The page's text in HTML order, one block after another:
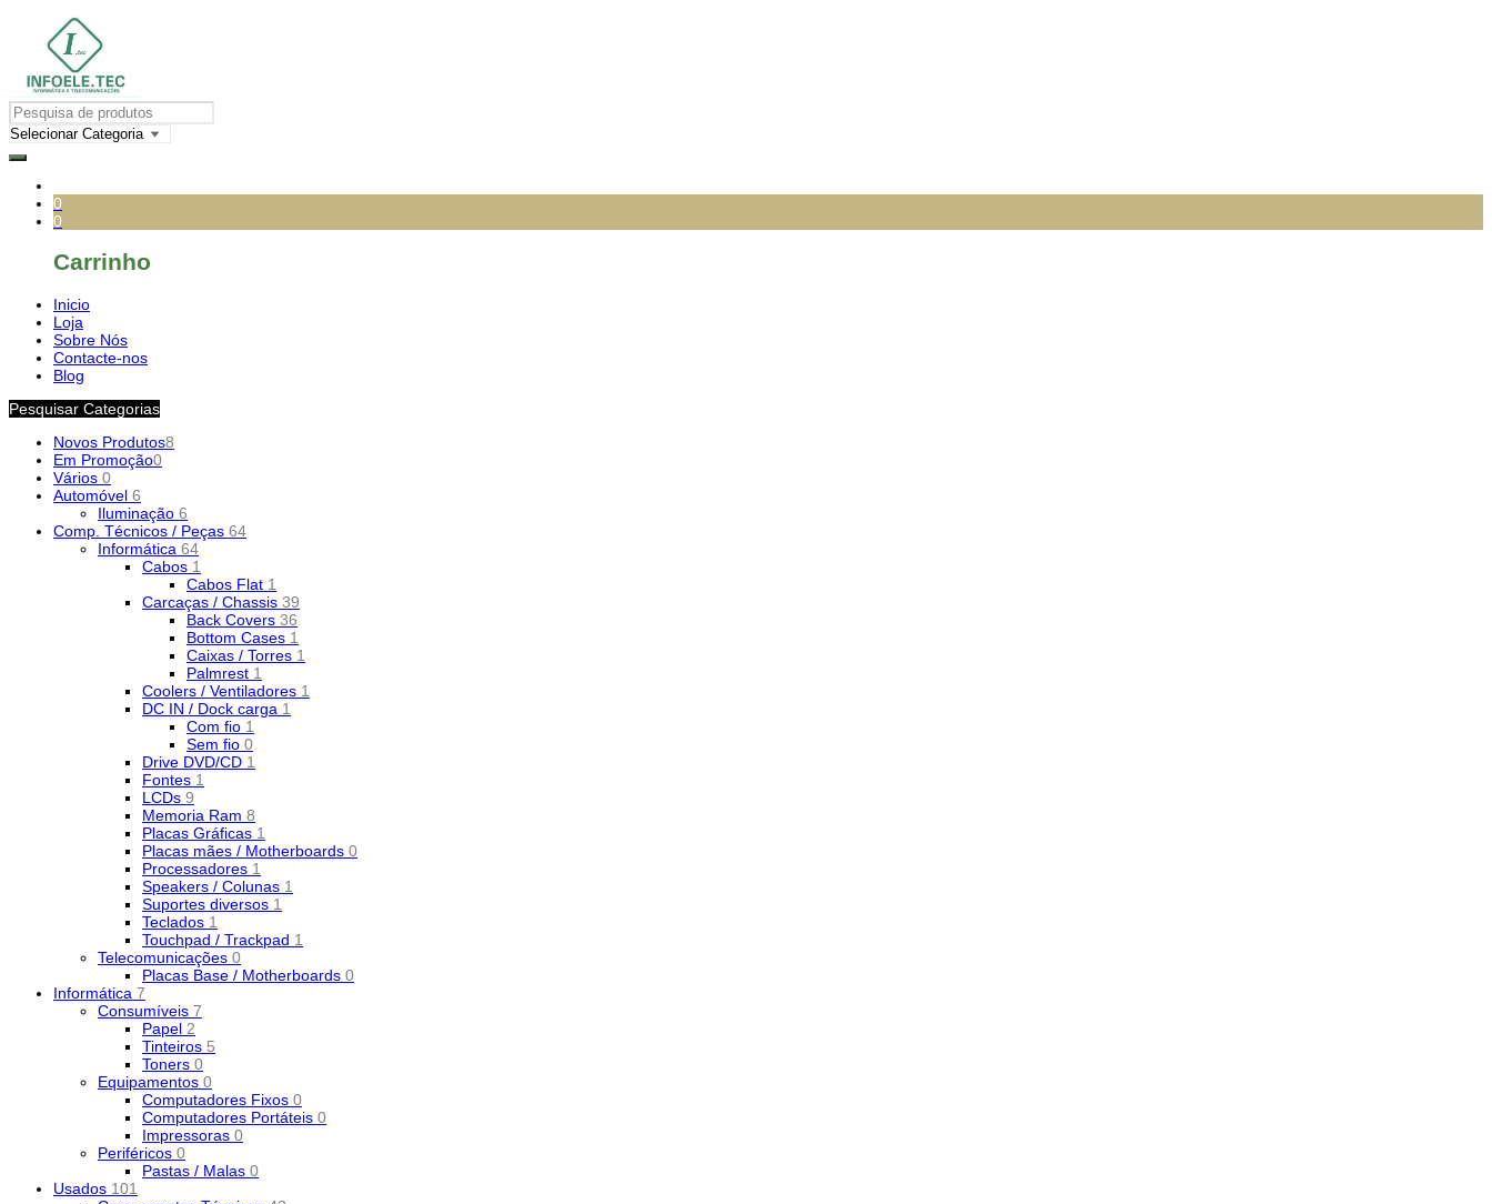
0
0
Carrinho
Inicio
Loja
Sobre Nós
Contacte-nos
Blog
Pesquisar Categorias
Novos Produtos8
Em Promoção0
Vários 0
Automóvel 6
Iluminação 6
Comp. Técnicos / Peças 64
Informática 64
Cabos 1
Cabos Flat 1
Carcaças / Chassis 39
Back Covers 36
Bottom Cases 1
Caixas / Torres 1
Palmrest 1
Coolers / Ventiladores 1
DC IN / Dock carga 1
Com fio 1
Sem fio 0
Drive DVD/CD 1
Fontes 1
LCDs 9
Memoria Ram 8
Placas Gráficas 1
Placas mães / Motherboards 0
Processadores 1
Speakers / Colunas 1
Suportes diversos 1
Teclados 1
Touchpad / Trackpad 1
Telecomunicações 0
Placas Base / Motherboards 0
Informática 7
Consumíveis 7
Papel 2
Tinteiros 5
Toners 0
Equipamentos 0
Computadores Fixos 0
Computadores Portáteis 0
Impressoras 0
Periféricos 0
Pastas / Malas 0
Usados 101